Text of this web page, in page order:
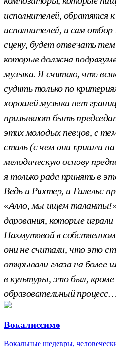
исполнителей, обратятся
исполнителей, и сам
сцену, будет отвечать
которые должна
музыка. Я считаю, что
судить только по
хорошей музыки нет
призывают быть
этих молодых певцов, с
стиль (с чем они пришли на
мелодическую основу
я только рада принять в
Ведь и Рихтер, и Гилельс
«Алло, мы ищем
дарования, которые
Пахмутовой в
они не считали, что это
открывали глаза на более
в культуры, это был, кроме
образовательный
Вокалиссимо
Вокальные шедевры,